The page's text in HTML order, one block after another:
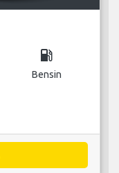
local_gas_station
Bensin